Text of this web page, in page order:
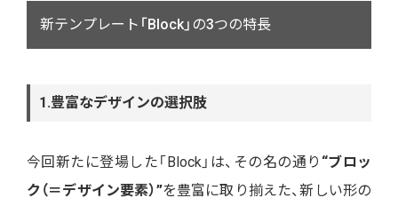
新テンプレート「Block」の3つの特長
1.豊富なデザインの選択肢
今回新たに登場した「Block」は、その名の通り “ブロッ
ク（＝デザイン要素）”を豊富に取り揃えた、新しい形の